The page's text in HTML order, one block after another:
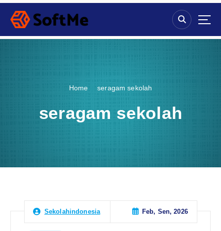
S
p
Home seragam sekolah
seragam sekolah
Sekolahindonesia Feb, Sen, 2026